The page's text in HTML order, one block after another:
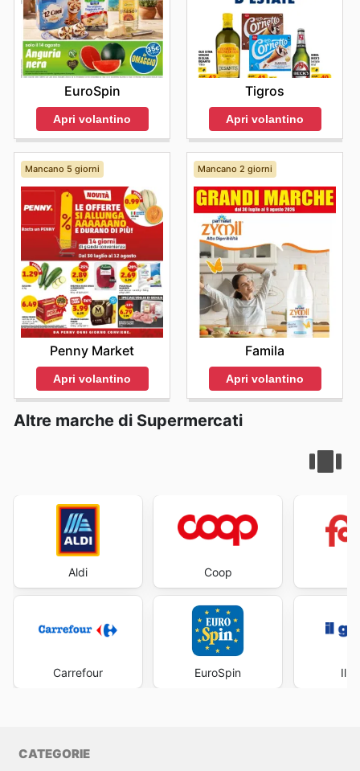
EuroSpin
Apri volantino
Tigros
Apri volantino
Mancano 5 giorni
Penny Market
Apri volantino
Mancano 2 giorni
Famila
Apri volantino
Altre marche di Supermercati
Aldi
Carrefour
Coop
EuroSpin Il
CATEGORIE